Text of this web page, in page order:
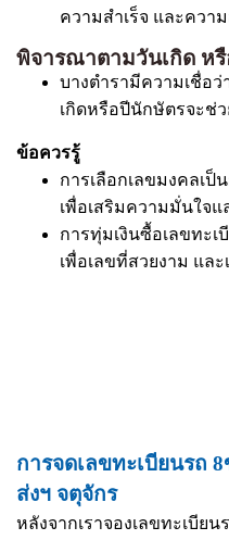
ความสำเร็จ และควา
พิจารณาตามวันเกิด ห
บางตำรามีความเชื่อว่
เกิดหรือปีนักษัตรจะช่ว
ข้อควรรู้
การเลือกเลขมงคลเ
เพื่อเสริมความมั่นใจ
การทุ่มเงินซื้อเลขทะ
เพื่อเลขที่สวยงาม แล
การจดเลขทะเบียนรถ
ส่งฯ จตุจักร
หลังจากเราจองเลขทะเบีย